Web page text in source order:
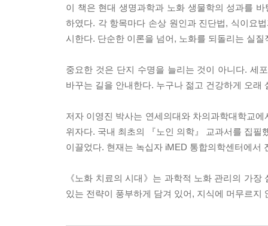
이 책은 현대 생명과학과 노화 생물학의 성과를
하였다. 각 항목마다 손상 원인과 진단법, 식이요
시한다. 단순한 이론을 넘어, 노화를 되돌리는 실
중요한 것은 단지 수명을 늘리는 것이 아니다. 세
바꾸는 길을 안내한다. 누구나 젊고 건강하게 오
저자 이영진 박사는 연세의대와 차의과학대학교
위자다. 국내 최초의 『노인 의학』 교과서를 집
이끌었다. 현재는 녹십자 iMED 통합의학센터에서
《노화 치료의 시대》는 과학적 노화 관리의 가
있는 전략이 풍부하게 담겨 있어, 지식에 머무르